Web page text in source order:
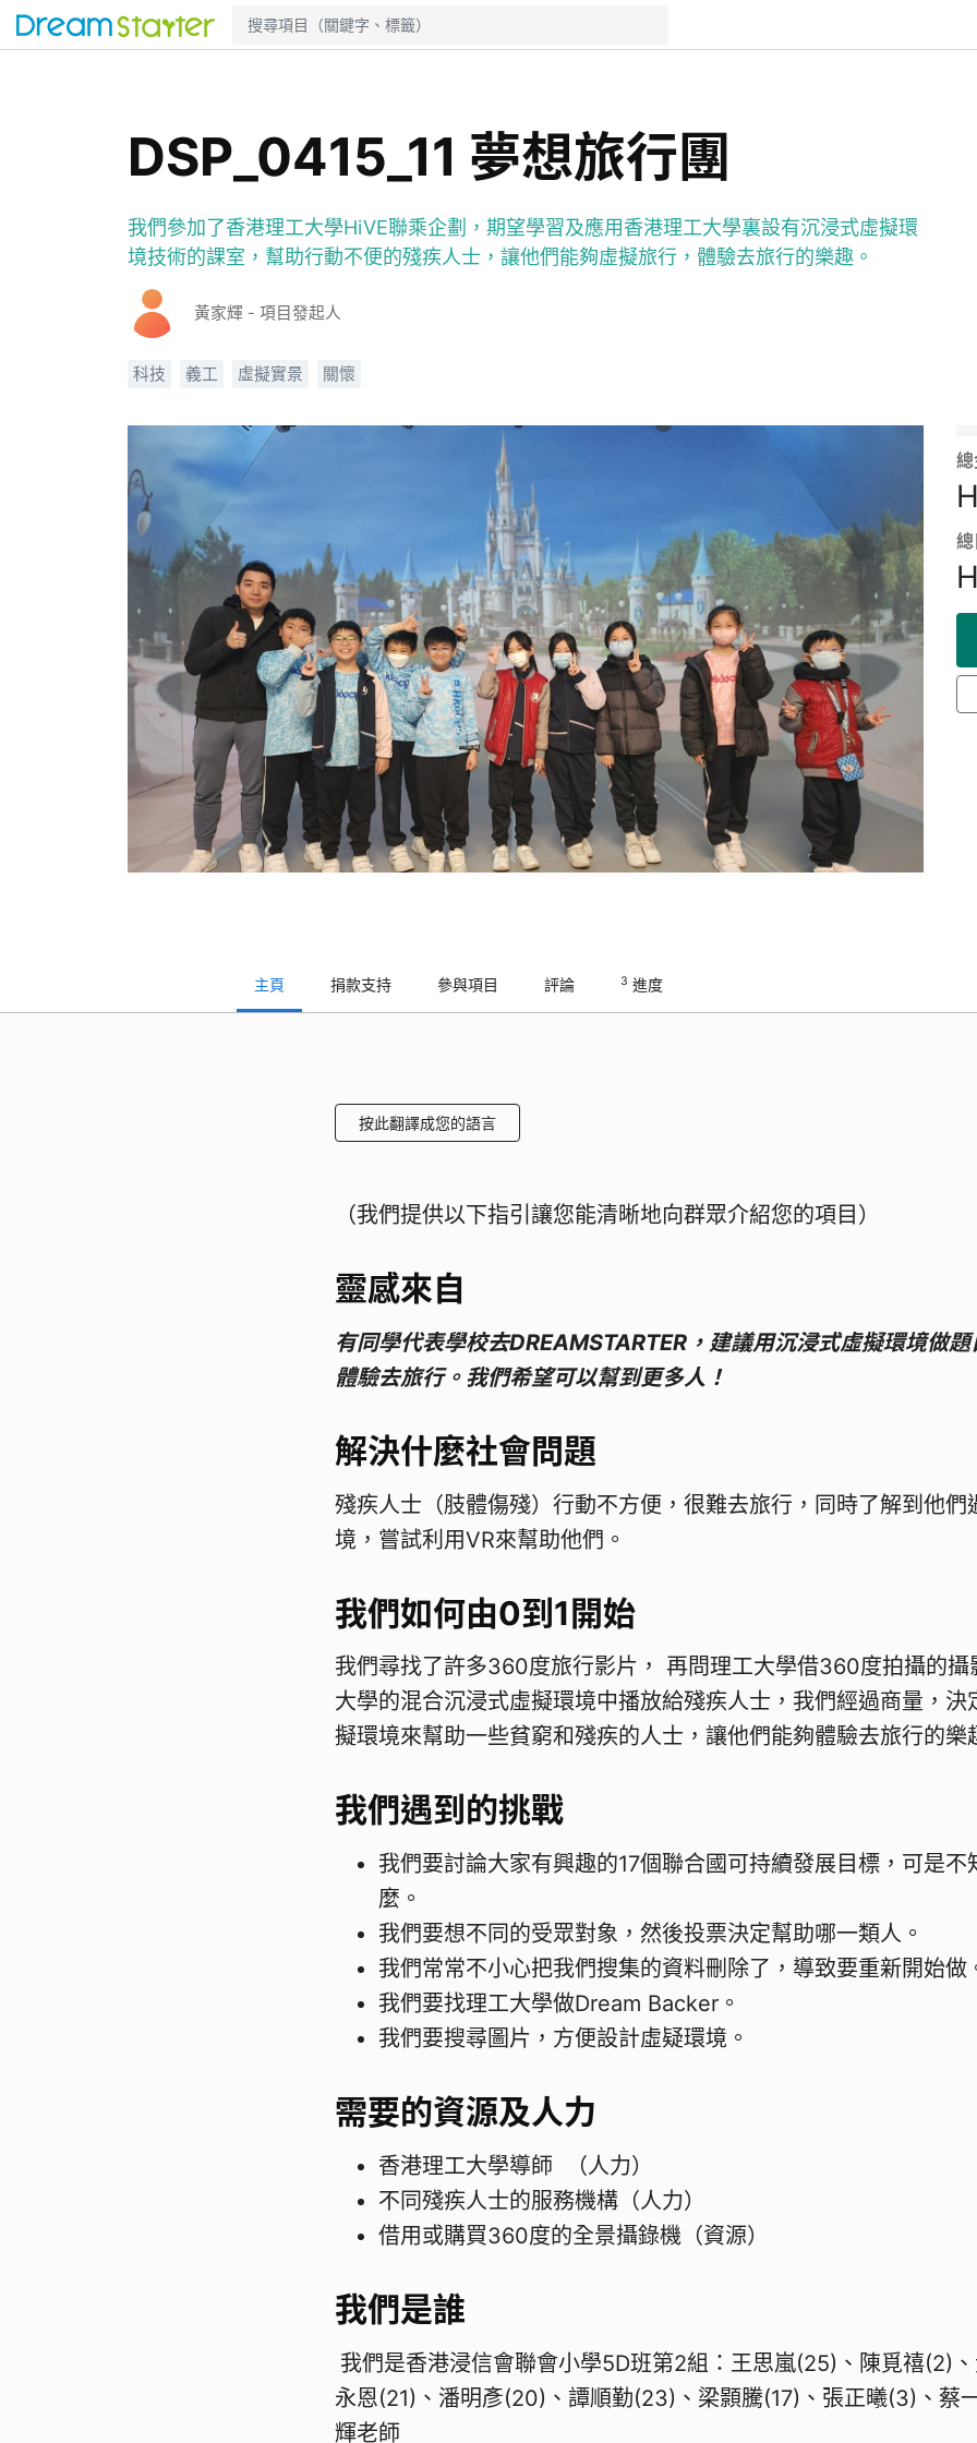
DSP_0415_11 夢想旅行團
我們參加了香港理工大學HiVE聯乘企劃，期望學習及應用香港理工大學裏設有沉浸式虛擬環
境技術的課室，幫助行動不便的殘疾人士，讓他們能夠虛擬旅行，體驗去旅行的樂趣。
黃家輝 - 項目發起人
科技 義工 虛擬實景 關懷
總
主頁 捐款支持 參與項目 評論 3 進度
按此翻譯成您的語言
（我們提供以下指引讓您能清晰地向群眾介紹您的項目）
靈感來自
有同學代表學校去DREAMSTARTER，建議用沉浸式虛擬環境做
體驗去旅行。我們希望可以幫到更多人！
解決什麼社會問題
殘疾人士（肢體傷殘）行動不方便，很難去旅行，同時了解到他們
境，嘗試利用VR來幫助他們。
我們如何由0到1開始
我們尋找了許多360度旅行影片， 再問理工大學借360度拍攝的攝
大學的混合沉浸式虛擬環境中播放給殘疾人士，我們經過商量，決
擬環境來幫助一些貧窮和殘疾的人士，讓他們能夠體驗去旅行的樂
我們遇到的挑戰
我們要討論大家有興趣的17個聯合國可持續發展目標，可是不
麼。
我們要想不同的受眾對象，然後投票決定幫助哪一類人。
我們常常不小心把我們搜集的資料刪除了，導致要重新開始做
我們要找理工大學做Dream Backer。
我們要搜尋圖片，方便設計虛疑環境。
需要的資源及人力
香港理工大學導師 （人力）
不同殘疾人士的服務機構（人力）
借用或購買360度的全景攝錄機（資源）
我們是誰
我們是香港浸信會聯會小學5D班第2組：王思嵐(25)、陳覓禧(2)
永恩(21)、潘明彥(20)、譚順勤(23)、梁顥騰(17)、張正曦(3)、蔡
輝老師